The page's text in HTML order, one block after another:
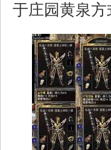
于庄园黄泉方